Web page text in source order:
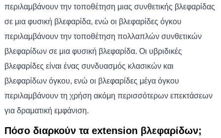
περιλαμβάνουν την τοποθέτηση μιας συνθετικής βλεφαρίδας
σε μια φυσική βλεφαρίδα, ενώ οι βλεφαρίδες όγκου
περιλαμβάνουν την τοποθέτηση πολλαπλών συνθετικών
βλεφαρίδων σε μια φυσική βλεφαρίδα. Οι υβριδικές
βλεφαρίδες είναι ένας συνδυασμός κλασικών και
βλεφαρίδων όγκου, ενώ οι βλεφαρίδες μέγα όγκου
περιλαμβάνουν τη χρήση ακόμη περισσότερων επεκτάσεων
για δραματική εμφάνιση.
Πόσο διαρκούν τα extension βλεφαρίδων;